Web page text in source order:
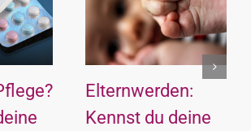
Elternwerden:
Kennst du deine